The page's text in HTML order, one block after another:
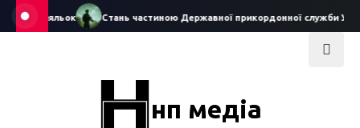
Skip
ляльок Стань частиною Державної прикордонної служби
нп медіа